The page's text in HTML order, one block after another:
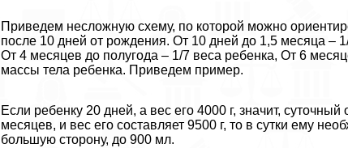
Приведем несложную схему, по которой можно
после 10 дней от рождения. От 10 дней до 1,5 месяца –
От 4 месяцев до полугода – 1/7 веса ребенка, От 6
массы тела ребенка. Приведем пример.
Если ребенку 20 дней, а вес его 4000 г, значит,
месяцев, и вес его составляет 9500 г, то в сутки ему
большую сторону, до 900 мл.